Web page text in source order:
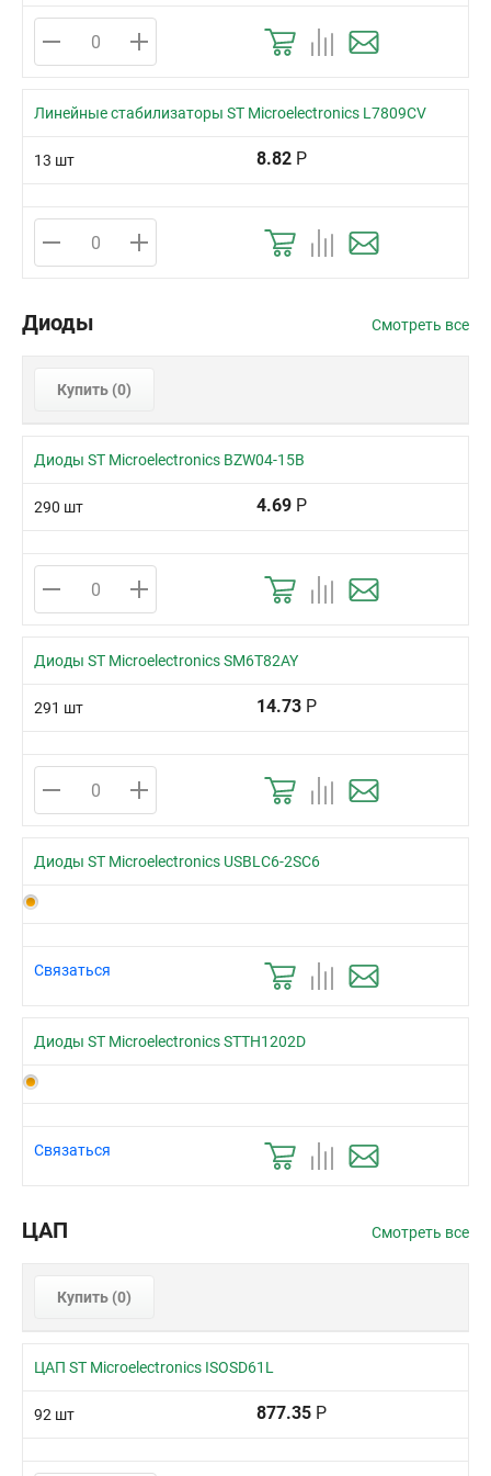
Линейные стабилизаторы ST Microelectronics L7809CV
13 шт 8.82 Р
Диоды Смотреть все
Купить (0)
Диоды ST Microelectronics BZW04-15B
290 шт 4.69 Р
Диоды ST Microelectronics SM6T82AY
291 шт 14.73 Р
Диоды ST Microelectronics USBLC6-2SC6
Связаться
Диоды ST Microelectronics STTH1202D
Связаться
ЦАП Смотреть все
Купить (0)
ЦАП ST Microelectronics ISOSD61L
92 шт 877.35 Р